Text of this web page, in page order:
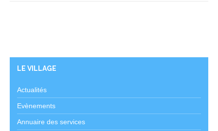
LE VILLAGE
Actualités
Evènements
Annuaire des services